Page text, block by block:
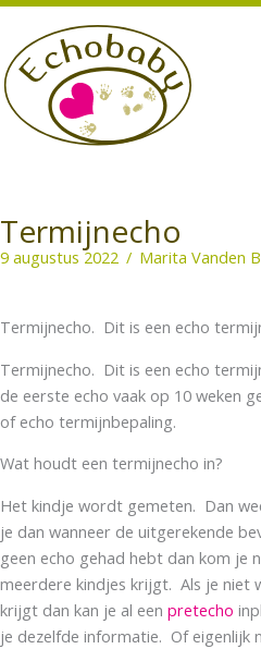
Ga
naar
de
inhoud
Termijnecho
9 augustus 2022 / Marita Vanden
Termijnecho. Dit is een echo
Termijnecho. Dit is een echo
de eerste echo vaak op 10 weken
of echo termijnbepaling.
Wat houdt een termijnecho in?
Het kindje wordt gemeten. Dan
je dan wanneer de uitgerekende
geen echo gehad hebt dan kom je
meerdere kindjes krijgt. Als je niet
krijgt dan kan je al een pretecho
je dezelfde informatie. Of eigenlijk